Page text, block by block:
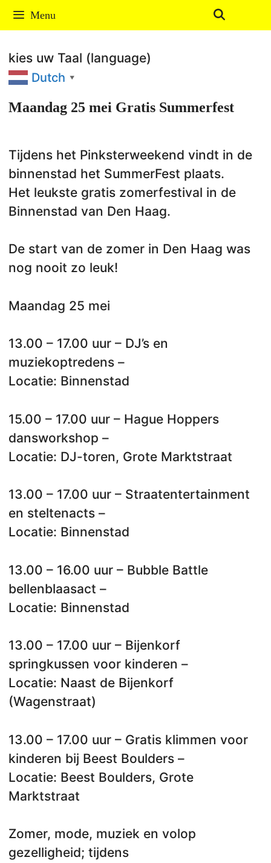
Ga
naar
inhoud
Menu
kies uw Taal (language)
Dutch ▼
Maandag 25 mei Gratis Summerfest
Tijdens het Pinksterweekend vindt in de
binnenstad het SummerFest plaats.
Het leukste gratis zomerfestival in de
Binnenstad van Den Haag.
De start van de zomer in Den Haag was
nog nooit zo leuk!
Maandag 25 mei
13.00 – 17.00 uur – DJ’s en
muziekoptredens –
Locatie: Binnenstad
15.00 – 17.00 uur – Hague Hoppers
dansworkshop –
Locatie: DJ-toren, Grote Marktstraat
13.00 – 17.00 uur – Straatentertainment
en steltenacts –
Locatie: Binnenstad
13.00 – 16.00 uur – Bubble Battle
bellenblaasact –
Locatie: Binnenstad
13.00 – 17.00 uur – Bijenkorf
springkussen voor kinderen –
Locatie: Naast de Bijenkorf
(Wagenstraat)
13.00 – 17.00 uur – Gratis klimmen voor
kinderen bij Beest Boulders –
Locatie: Beest Boulders, Grote
Marktstraat
Zomer, mode, muziek en volop
gezelligheid; tijdens